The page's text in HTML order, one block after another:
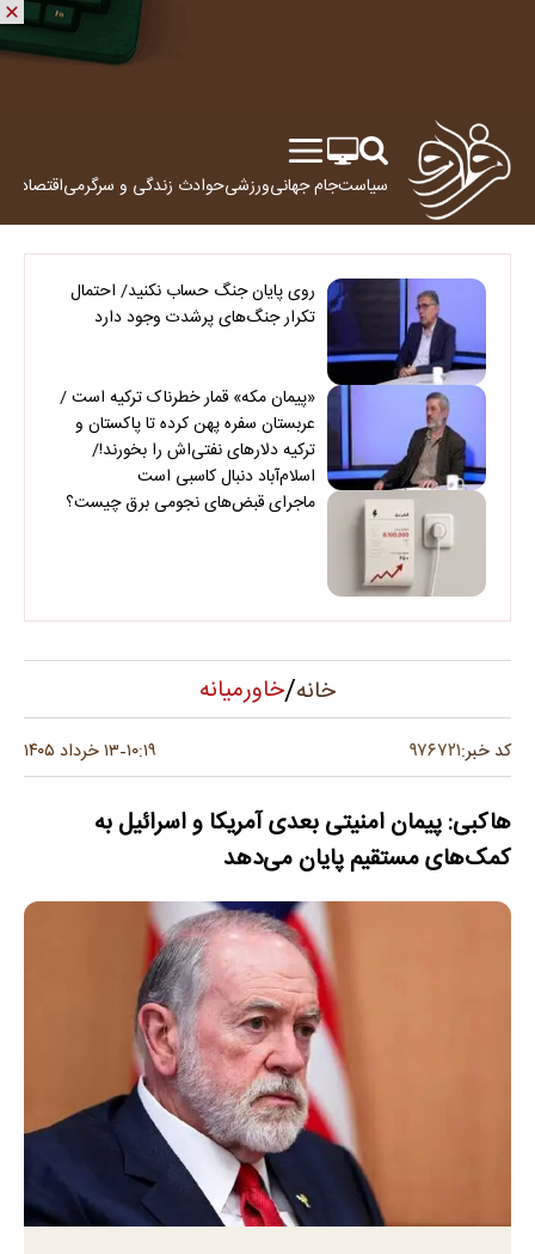
سیاستجام جهانیورزشیحوادث زندگی و سرگرمیاقتصاد
روی پایان جنگ حساب نکنید/ احتمال
تکرار جنگ‌های پرشدت وجود دارد
«پیمان مکه» قمار خطرناک ترکیه است /
عربستان سفره پهن کرده تا پاکستان و
ترکیه دلارهای نفتی‌اش را بخورند!/
اسلام‌آباد دنبال کاسبی است
ماجرای قبض‌های نجومی برق چیست؟
خانه/خاورمیانه
کد خبر:۹۷۶۷۲۱ ۱۰:۱۹-۱۳ خرداد ۱۴۰۵
هاکبی: پیمان امنیتی بعدی آمریکا و اسرائیل به
کمک‌های مستقیم پایان می‌دهد